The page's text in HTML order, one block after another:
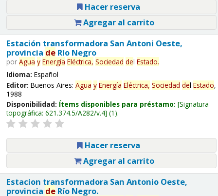
Hacer reserva
Agregar al carrito
Estación transformadora San Antoni Oeste,
provincia deRío Negro
por Agua y Energía Eléctrica, Sociedad del Estado.
Idioma: Español
Editor: Buenos Aires: Agua y Energía Eléctrica, Sociedad del Estado,
1988
Disponibilidad: Ítems disponibles para préstamo: Signatura
topográfica: 621.374.5/A282/v.4 (1).
Hacer reserva
Agregar al carrito
Estacion transformadora San Antonio Oeste,
provincia deRío Negro.